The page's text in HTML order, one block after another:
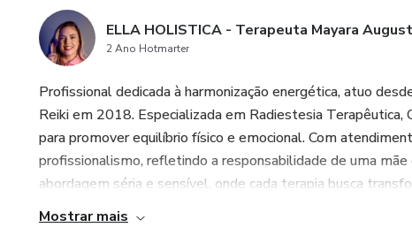
👉 **Reserve seu lugar** e dê o
ELLA HOLISTICA - Terapeuta Mayara
2 Ano Hotmarter
Profissional dedicada à harmonização energética, atuo
Reiki em 2018. Especializada em Radiestesia Terapêutica,
para promover equilíbrio físico e emocional. Com
profissionalismo, refletindo a responsabilidade de uma
abordagem séria e sensível, onde cada terapia busca
Mostrar mais